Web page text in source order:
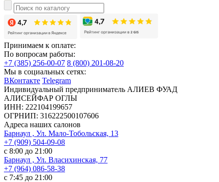
Принимаем к оплате:
По вопросам работы:
+7 (385) 256-00-07 8 (800) 201-08-20
Мы в социальных сетях:
ВКонтакте Telegram
Индивидуальный предприниматель АЛИЕВ ФУАД
АЛИСЕЙФАР ОГЛЫ
ИНН: 222104199657
ОГРНИП: 316222500107606
Адреса наших салонов
Барнаул , Ул. Мало-Тобольская, 13
+7 (909) 504-09-08
с 8:00 до 21:00
Барнаул , Ул. Власихинская, 77
+7 (964) 086-58-38
с 7:45 до 21:00